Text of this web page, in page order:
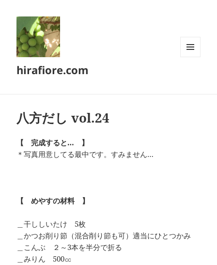
hirafiore.com
八方だし vol.24
【 完成すると… 】
＊写真用意してる最中です。すみません…
【 めやすの材料 】
＿干ししいたけ 5枚
＿かつお削り節（混合削り節も可）適当にひとつかみ
＿こんぶ ２～3本を半分で折る
＿みりん 500㏄